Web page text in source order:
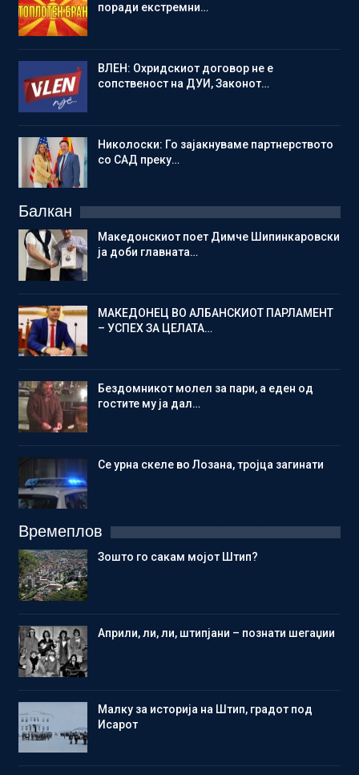
поради екстремни…
ВЛЕН: Охридскиот договор не е
сопственост на ДУИ, Законот…
Николоски: Го зајакнуваме партнерството
со САД преку…
Балкан
Македонскиот поет Димче Шипинкаровски
ја доби главната…
МАКЕДОНЕЦ ВО АЛБАНСКИОТ ПАРЛАМЕНТ
– УСПЕХ ЗА ЦЕЛАТА…
Бездомникот молел за пари, а еден од
гостите му ја дал…
Се урна скеле во Лозана, тројца загинати
Времеплов
Зошто го сакам мојот Штип?
Aприли, ли, ли, штипјани – познати шегаџии
Малку за историја на Штип, градот под
Исарот